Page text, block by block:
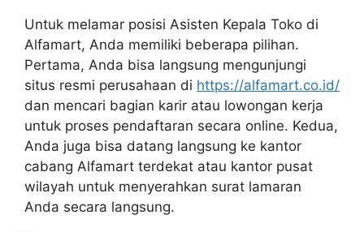
Untuk melamar posisi Asisten Kepala Toko di
Alfamart, Anda memiliki beberapa pilihan.
Pertama, Anda bisa langsung mengunjungi
situs resmi perusahaan di https://alfamart.co.id/
dan mencari bagian karir atau lowongan kerja
untuk proses pendaftaran secara online. Kedua,
Anda juga bisa datang langsung ke kantor
cabang Alfamart terdekat atau kantor pusat
wilayah untuk menyerahkan surat lamaran
Anda secara langsung.